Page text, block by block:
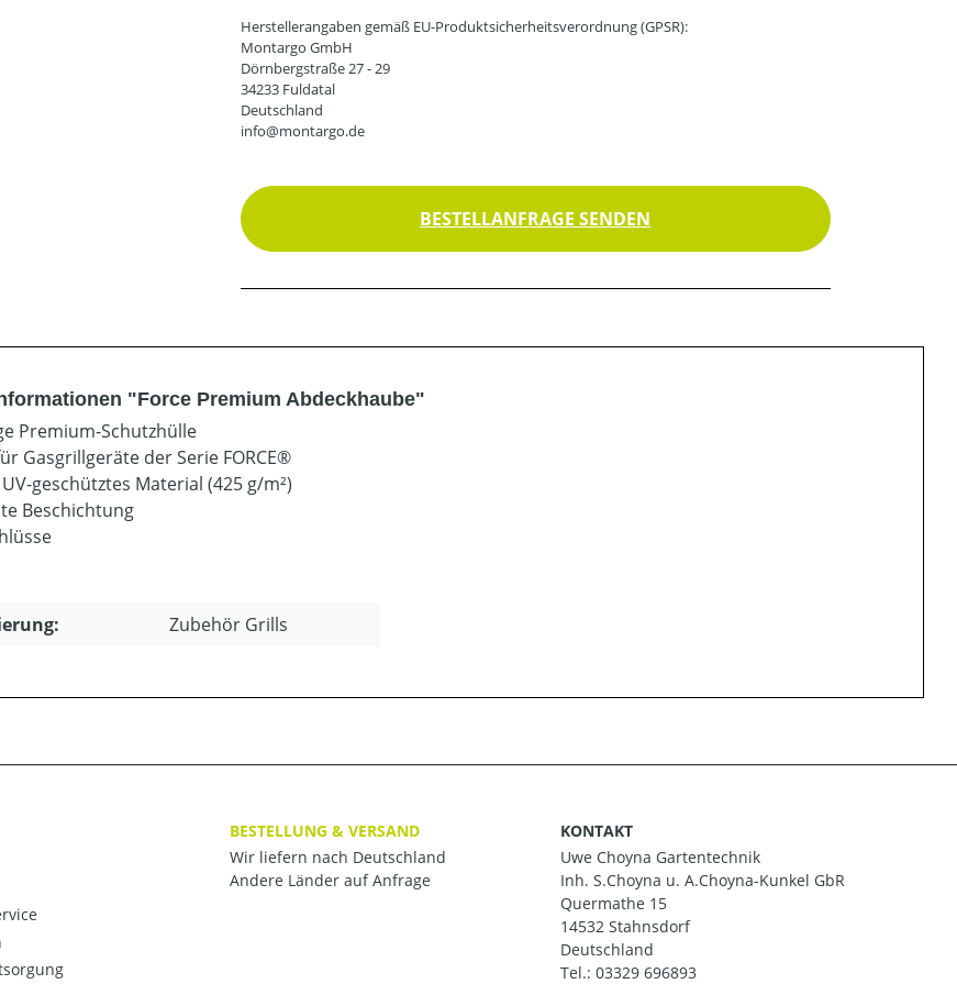
Herstellerangaben gemäß EU-Produktsicherheitsverordnung (GPSR):
Montargo GmbH
Dörnbergstraße 27 - 29
34233 Fuldatal
Deutschland
info@montargo.de
BESTELLANFRAGE SENDEN
"Force Premium Abdeckhaube"
Premium-Schutzhülle
Gasgrillgeräte der Serie FORCE®
geschütztes Material (425 g/m²)
Beschichtung
Zubehör Grills
BESTELLUNG & VERSAND
Wir liefern nach Deutschland
Andere Länder auf Anfrage
KONTAKT
Uwe Choyna Gartentechnik
Inh. S.Choyna u. A.Choyna-Kunkel GbR
Quermathe 15
14532 Stahnsdorf
Deutschland
Tel.: 03329 696893